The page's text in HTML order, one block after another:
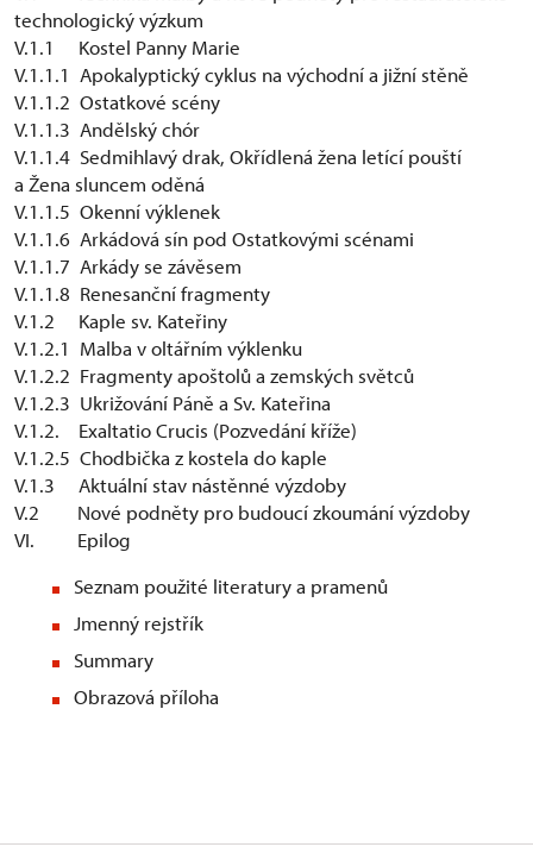
technologický výzkum
V.1.1 Kostel Panny Marie
V.1.1.1 Apokalyptický cyklus na východní a jižní stěně
V.1.1.2 Ostatkové scény
V.1.1.3 Andělský chór
V.1.1.4 Sedmihlavý drak, Okřídlená žena letící pouští
a Žena sluncem oděná
V.1.1.5 Okenní výklenek
V.1.1.6 Arkádová sín pod Ostatkovými scénami
V.1.1.7 Arkády se závěsem
V.1.1.8 Renesanční fragmenty
V.1.2 Kaple sv. Kateřiny
V.1.2.1 Malba v oltářním výklenku
V.1.2.2 Fragmenty apoštolů a zemských světců
V.1.2.3 Ukrižování Páně a Sv. Kateřina
V.1.2. Exaltatio Crucis (Pozvedání kříže)
V.1.2.5 Chodbička z kostela do kaple
V.1.3 Aktuální stav nástěnné výzdoby
V.2 Nové podněty pro budoucí zkoumání výzdoby
VI. Epilog
Seznam použité literatury a pramenů
Jmenný rejstřík
Summary
Obrazová příloha